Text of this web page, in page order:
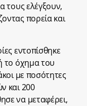
τους ελέγξουν,
πορεία και
εντοπίσθηκε
το όχημα του
με ποσότητες
και 200
να μεταφέρει,